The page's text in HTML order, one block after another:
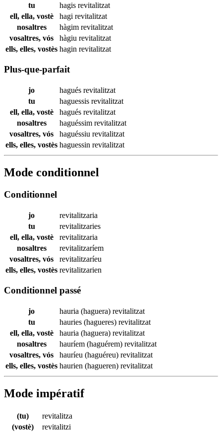
tu
hagis revitalitzat
ell, ella, vostè
hagi revitalitzat
nosaltres
hàgim revitalitzat
vosaltres, vós
hàgiu revitalitzat
ells, elles, vostès hagin revitalitzat
Plus-que-parfait
jo hagués revitalitzat
tu
haguessis revitalitzat
ell, ella, vostè
hagués revitalitzat
nosaltres
haguéssim revitalitzat
vosaltres, vós
haguéssiu revitalitzat
ells, elles, vostès haguessin revitalitzat
Mode conditionnel
Conditionnel
jo
revitalitzaria
tu
revitalitzaries
ell, ella, vostè
revitalitzaria
nosaltres
revitalitzaríem
vosaltres, vós
revitalitzaríeu
ells, elles, vostès revitalitzarien
Conditionnel passé
jo hauria (haguera) revitalitzat
tu
hauries (hagueres) revitalitzat
ell, ella, vostè
hauria (haguera) revitalitzat
nosaltres
hauríem (haguérem) revitalitzat
vosaltres, vós
hauríeu (haguéreu) revitalitzat
ells, elles, vostès haurien (hagueren) revitalitzat
Mode impératif
(tu)
revitalitza
(vostè)
revitalitzi